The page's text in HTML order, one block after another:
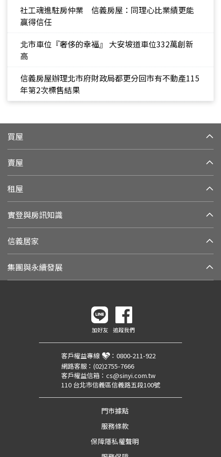
社工魂進駐房仲業 信義房屋：同理心比業績更能
贏得信任
北市車位『奢侈的幸福』 大安坡道車位332萬創新
高
信義房屋辦理北市府財政局都更分回市有不動產115
年第2次標售結果
買屋
賣屋
租屋
實登與房訊知識
信義居家
集團與永續發展
加好友 追蹤我們
客戶權益專線 ： 0800-211-922
網路客服： (02)2755-7666
客戶權益信箱： cs@sinyi.com.tw
110 台北市信義區信義路五段100號
門市據點
服務條款
保障隱私權聲明